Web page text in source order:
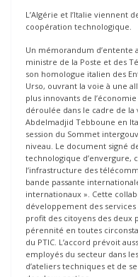
L’Algérie et l’Italie viennent
coopération technologique.
Un mémorandum d’entente
ministre de la Poste et des
son homologue italien des
Urso, ouvrant la voie à une
plus innovants de
déroulée dans le cadre de
Abdelmadjid Tebboune en
session du Sommet
niveau. Le document signé
technologique d’envergure,
l’infrastructure des
bande passante
internationaux ». Cette
développement des
profit des citoyens des deux
pérennité en toutes
du PTIC. L’accord prévoit
employés du secteur dans
d’ateliers techniques et de